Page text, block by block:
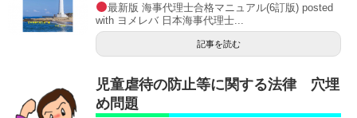
最新版 海事代理士合格マニュアル(6訂版) posted
with ヨメレバ 日本海事代理士...
記事を読む
児童虐待の防止等に関する法律 穴埋
め問題